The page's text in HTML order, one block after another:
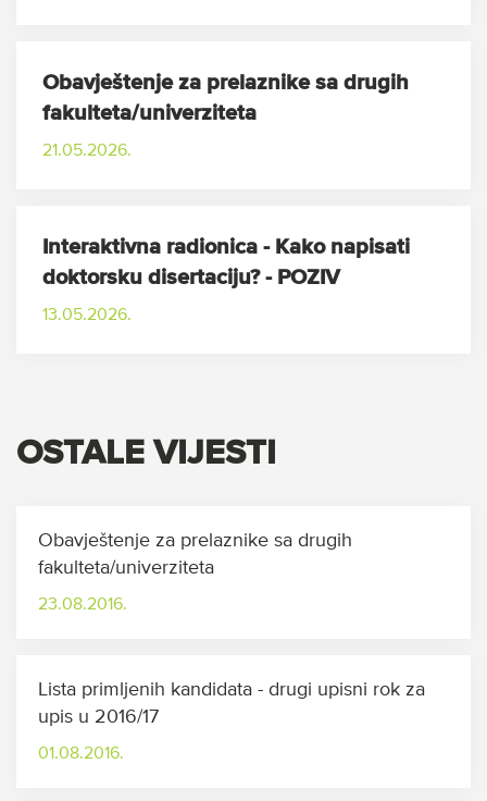
Obavještenje za prelaznike sa drugih
fakulteta/univerziteta
21.05.2026.
Interaktivna radionica - Kako napisati
doktorsku disertaciju? - POZIV
13.05.2026.
OSTALE VIJESTI
Obavještenje za prelaznike sa drugih
fakulteta/univerziteta
23.08.2016.
Lista primljenih kandidata - drugi upisni rok za
upis u 2016/17
01.08.2016.